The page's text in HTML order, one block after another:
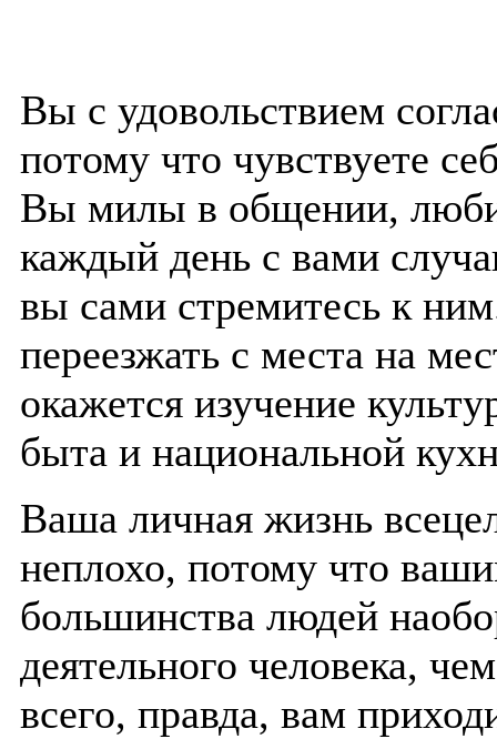
Вы с удовольствием
потому что чувствуете
Вы милы в общении,
каждый день с вами
вы сами стремитесь к
переезжать с места на
окажется изучение
быта и национальной
Ваша личная жизнь
неплохо, потому что
большинства людей
деятельного человека,
всего, правда, вам